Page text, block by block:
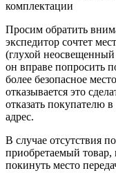
комплектации
Просим обратить
экспедитор сочтет
(глухой
он вправе попросить
более безопасное
отказывается это
отказать покупателю
адрес.
В случае отсутствия
приобретаемый товар,
покинуть место